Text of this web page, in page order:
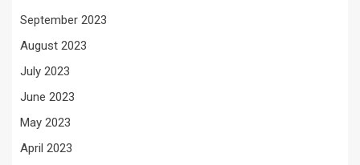
September 2023
August 2023
July 2023
June 2023
May 2023
April 2023